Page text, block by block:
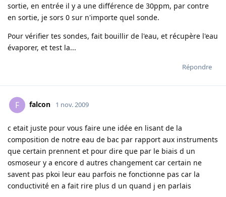
sortie, en entrée il y a une différence de 30ppm, par contre
en sortie, je sors 0 sur n'importe quel sonde.
Pour vérifier tes sondes, fait bouillir de l'eau, et récupère l'eau
évaporer, et test la...
Répondre
F falcon 1 nov. 2009
c etait juste pour vous faire une idée en lisant de la
composition de notre eau de bac par rapport aux instruments
que certain prennent et pour dire que par le biais d un
osmoseur y a encore d autres changement car certain ne
savent pas pkoi leur eau parfois ne fonctionne pas car la
conductivité en a fait rire plus d un quand j en parlais